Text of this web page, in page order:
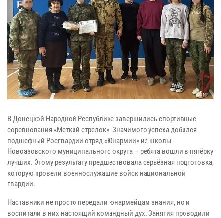
В Донецкой Народной Республике завершились спортивные
соревнования «Меткий стрелок». Значимого успеха добился
подшефный Росгвардии отряд «Юнармии» из школы
Новоазовского муниципального округа – ребята вошли в пятёрку
лучших. Этому результату предшествовала серьёзная подготовка,
которую провели военнослужащие войск национальной
гвардии.
Наставники не просто передали юнармейцам знания, но и
воспитали в них настоящий командный дух. Занятия проводили